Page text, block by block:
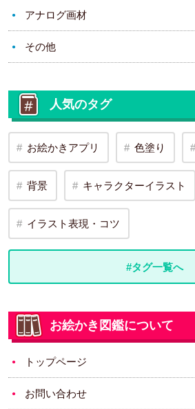
アナログ画材
その他
人気のタグ
お絵かきアプリ 色塗り
背景 キャラクターイラスト
イラスト表現・コツ
#タグ一覧へ
お絵かき図鑑について
トップページ
お問い合わせ